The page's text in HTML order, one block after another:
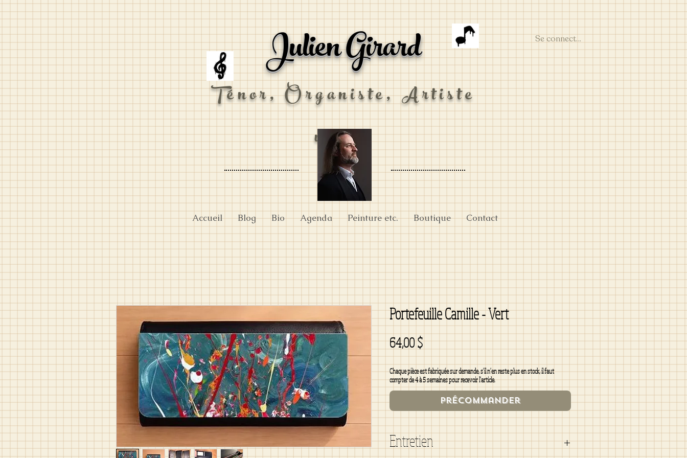
Ténor, Organiste, Artiste
visuel
Julien Girard Se connecter
Accueil Blog Bio Agenda Peinture etc. Boutique Contact
Portefeuille Camille - Vert
64,00 $Prix
Chaque pièce est fabriquée sur demande, s'il n'en reste plus en stock, il faut
compter de 4 à 5 semaines pour recevoir l'article.
Précommander
Entretien